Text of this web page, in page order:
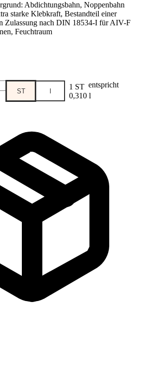
: Abdichtungsbahn, Noppenbahn
starke Klebkraft, Bestandteil einer
Zulassung nach DIN 18534-I für AIV-F
Feuchtraum
ST l 1 ST entspricht
0,310 l